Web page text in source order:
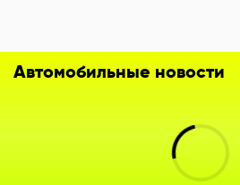
Автомобильные новости